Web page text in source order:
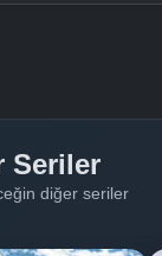
Seriler
diğer seriler